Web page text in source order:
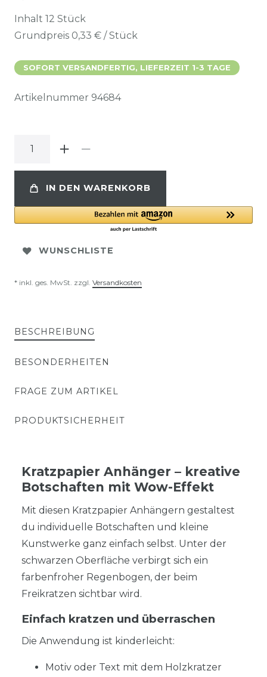
Inhalt 12 Stück
Grundpreis 0,33 € / Stück
SOFORT VERSANDFERTIG, LIEFERZEIT 1-3 TAGE
Artikelnummer 94684
IN DEN WARENKORB
WUNSCHLISTE
* inkl. ges. MwSt. zzgl. Versandkosten
BESCHREIBUNG
BESONDERHEITEN
FRAGE ZUM ARTIKEL
PRODUKTSICHERHEIT
Kratzpapier Anhänger – kreative
Botschaften mit Wow-Effekt
Mit diesen Kratzpapier Anhängern gestaltest
du individuelle Botschaften und kleine
Kunstwerke ganz einfach selbst. Unter der
schwarzen Oberfläche verbirgt sich ein
farbenfroher Regenbogen, der beim
Freikratzen sichtbar wird.
Einfach kratzen und überraschen
Die Anwendung ist kinderleicht:
Motiv oder Text mit dem Holzkratzer